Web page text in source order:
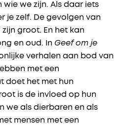
wie we zijn. Als daar iets
je zelf. De gevolgen van
groot. En het kan
en oud. In Geef om je
verhalen aan bod van
met een
doet het met hun
is de invloed op hun
we als dierbaren en als
mensen met een